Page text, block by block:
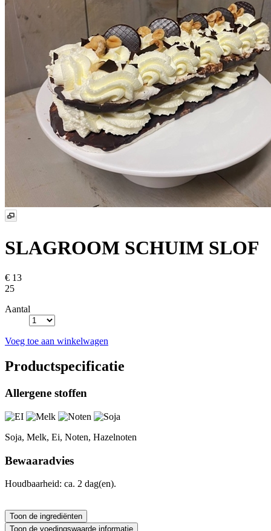
SLAGROOM SCHUIM SLOF
€ 13
25
Aantal
Voeg toe aan winkelwagen
Productspecificatie
Allergene stoffen
Soja, Melk, Ei, Noten, Hazelnoten
Bewaaradvies
Houdbaarheid: ca. 2 dag(en).